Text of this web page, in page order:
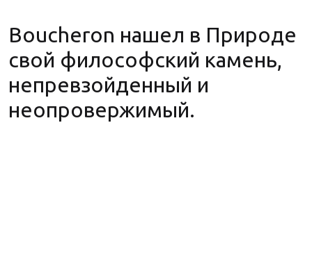
Boucheron нашел в Природе
свой философский камень,
непревзойденный и
неопровержимый.